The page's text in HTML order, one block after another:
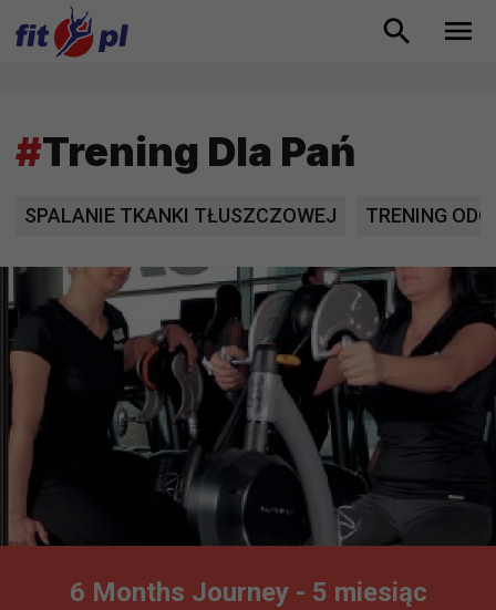
#Trening Dla Pań
SPALANIE TKANKI TŁUSZCZOWEJ TRENING
6 Months Journey - 5 miesiąc